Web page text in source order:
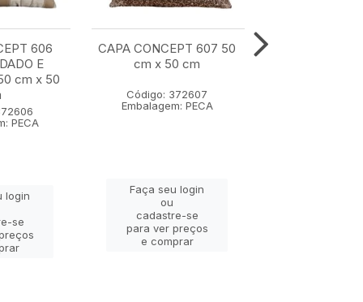
606
E
cm x 50
PECA
login
se
CAPA CONCEPT 607 50
cm x 50 cm
Código: 372607
Embalagem: PECA
Faça seu login
ou
cadastre-se
para ver preços
e comprar